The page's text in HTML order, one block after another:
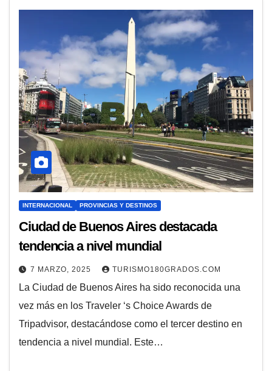
INTERNACIONAL PROVINCIAS Y DESTINOS
Ciudad de Buenos Aires destacada
tendencia a nivel mundial
7 MARZO, 2025 TURISMO180GRADOS.COM
La Ciudad de Buenos Aires ha sido reconocida una
vez más en los Traveler ‘s Choice Awards de
Tripadvisor, destacándose como el tercer destino en
tendencia a nivel mundial. Este…